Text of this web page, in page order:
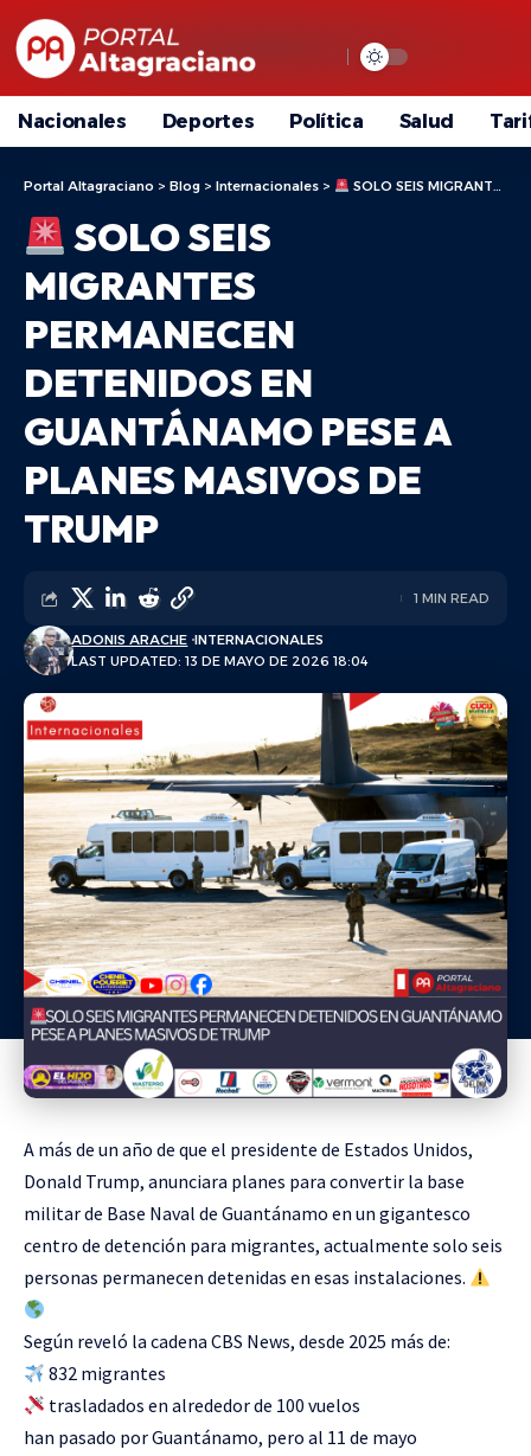
Nacionales Deportes Política Salud
Portal Altagraciano > Blog > Internacionales > SOLO SEIS MIGRANTES PERMANECEN DETENIDOS EN GUANTÁNAMO PESE A PLANES MASIVOS DE TRUMP
SOLO SEIS
MIGRANTES
PERMANECEN
DETENIDOS EN
GUANTÁNAMO PESE A
PLANES MASIVOS DE
TRUMP
LAST UPDATED: 13 DE MAYO DE 2026 18:04
ADONIS ARACHE INTERNACIONALES
1 MIN READ
A más de un año de que el presidente de Estados Unidos,
Donald Trump, anunciara planes para convertir la base
militar de Base Naval de Guantánamo en un gigantesco
centro de detención para migrantes, actualmente solo seis
personas permanecen detenidas en esas instalaciones.
Según reveló la cadena CBS News, desde 2025 más de:
832 migrantes
trasladados en alrededor de 100 vuelos
han pasado por Guantánamo, pero al 11 de mayo